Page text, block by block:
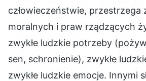
człowieczeństwie, przestrzega
moralnych i praw rządzących
zwykłe ludzkie potrzeby
sen, schronienie), zwykłe
zwykłe ludzkie emocje. Innymi